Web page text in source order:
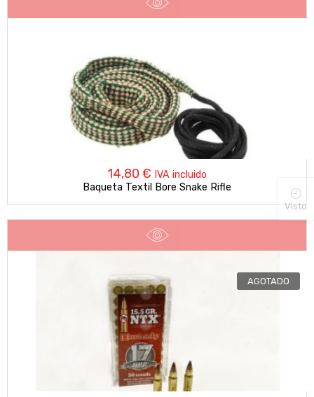
14,80 € IVA incluido
Baqueta Textil Bore Snake Rifle
AGOTADO
Visto